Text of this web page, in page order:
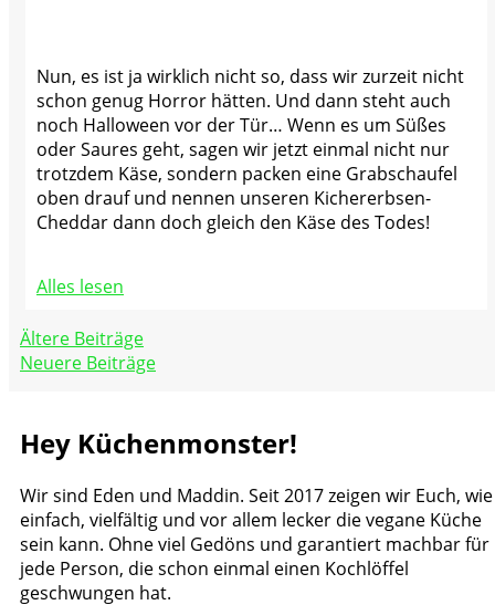
Nun, es ist ja wirklich nicht so, dass wir zurzeit nicht
schon genug Horror hätten. Und dann steht auch
noch Halloween vor der Tür… Wenn es um Süßes
oder Saures geht, sagen wir jetzt einmal nicht nur
trotzdem Käse, sondern packen eine Grabschaufel
oben drauf und nennen unseren Kichererbsen-
Cheddar dann doch gleich den Käse des Todes!
Alles lesen
Beitragsnavigation
Ältere Beiträge
Neuere Beiträge
Hey Küchenmonster!
Wir sind Eden und Maddin. Seit 2017 zeigen wir Euch, wie
einfach, vielfältig und vor allem lecker die vegane Küche
sein kann. Ohne viel Gedöns und garantiert machbar für
jede Person, die schon einmal einen Kochlöffel
geschwungen hat.